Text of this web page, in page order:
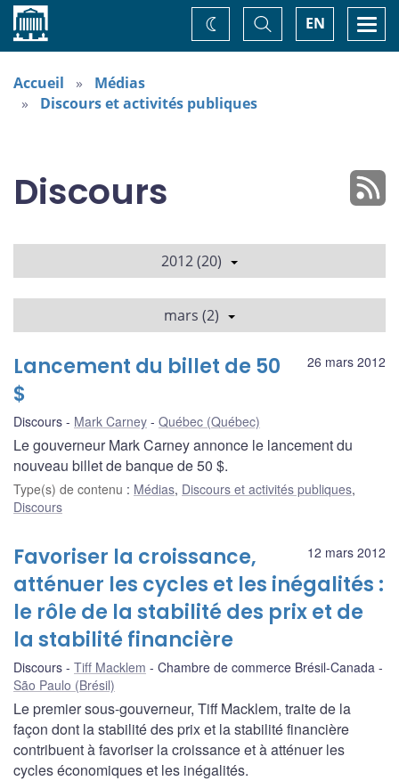
Accueil EN
Basculer
la
recherche
Changez
de
Accueil
Médias
Discours et activités publiques
Discours
2012 (20)
mars (2)
26 mars 2012
Lancement du billet de 50
$
Discours Mark Carney Québec (Québec)
Le gouverneur Mark Carney annonce le lancement du
nouveau billet de banque de 50 $.
Type(s) de contenu : Médias, Discours et activités publiques,
Discours
12 mars 2012
Favoriser la croissance,
atténuer les cycles et les inégalités :
le rôle de la stabilité des prix et de
la stabilité financière
Discours Tiff Macklem
Chambre de commerce Brésil-Canada
São Paulo (Brésil)
Le premier sous-gouverneur, Tiff Macklem, traite de la
façon dont la stabilité des prix et la stabilité financière
contribuent à favoriser la croissance et à atténuer les
cycles économiques et les inégalités.